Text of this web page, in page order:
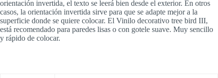
orientación invertida, el texto se leerá bien desde el exterior. En otros
casos, la orientación invertida sirve para que se adapte mejor a la
superficie donde se quiere colocar. El Vinilo decorativo tree bird III,
está recomendado para paredes lisas o con gotele suave. Muy sencillo
y rápido de colocar.